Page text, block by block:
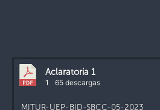
Aclaratoria 1
1 65 descargas
MITUR-UEP-BID-SBCC-05-2023